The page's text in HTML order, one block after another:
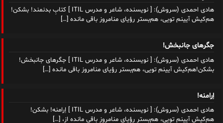
هادی احمدی (سروش): [ نویسنده، شاعر و مدرس ITIL ] کتابِ بدنمند! بشکن!
هم‌کیش آیینم تویی، هم‌بستر رؤیای منامروز باقی مانده […]
جگرهای جانبخش!
هادی احمدی (سروش): [ نویسنده، شاعر و مدرس ITIL ] جگرهای جانبخش!
بشکن!هم‌کیش آیینم تویی، هم‌بستر رؤیای منامروز باقی مانده […]
اِرامنه!
هادی احمدی (سروش): [ نویسنده، شاعر و مدرس ITIL ] اِرامنه! بشکن!
هم‌کیش آیینم تویی، هم‌بستر رؤیای منامروز باقی مانده از، […]